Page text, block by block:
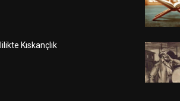
Kıskançlık